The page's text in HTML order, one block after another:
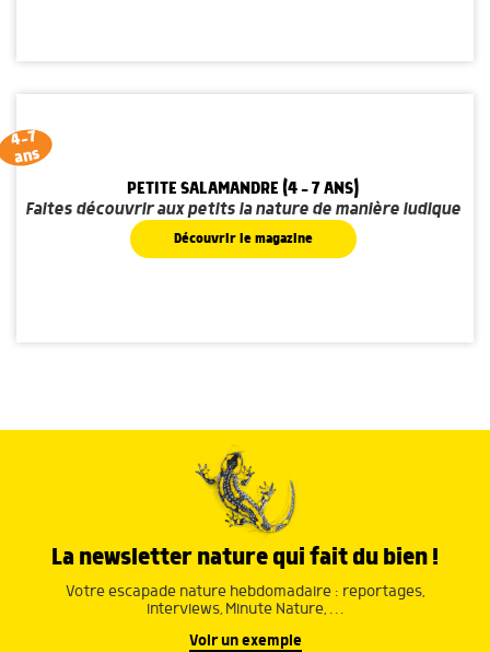
4-7
ans
PETITE SALAMANDRE (4 - 7 ANS)
Faites découvrir aux petits la nature de manière ludique
Découvrir le magazine
La newsletter nature qui fait du bien !
Votre escapade nature hebdomadaire : reportages,
interviews, Minute Nature, …
Voir un exemple